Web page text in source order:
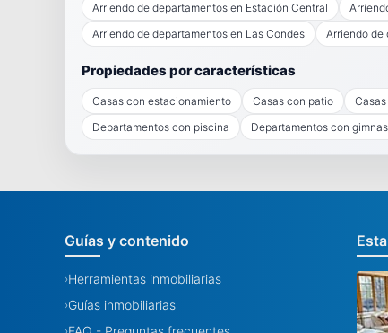
Arriendo de departamentos en Estación Central
Arriendo de departamentos en Las Condes
Arriendo de
Propiedades por características
Casas con estacionamiento Casas con patio
Departamentos con piscina
Departamentos con
Guías y contenido
›Herramientas inmobiliarias
›Guías inmobiliarias